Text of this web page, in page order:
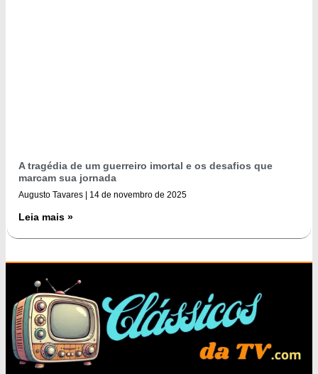
A tragédia de um guerreiro imortal e os desafios que
marcam sua jornada
Augusto Tavares 14 de novembro de 2025
Leia mais »